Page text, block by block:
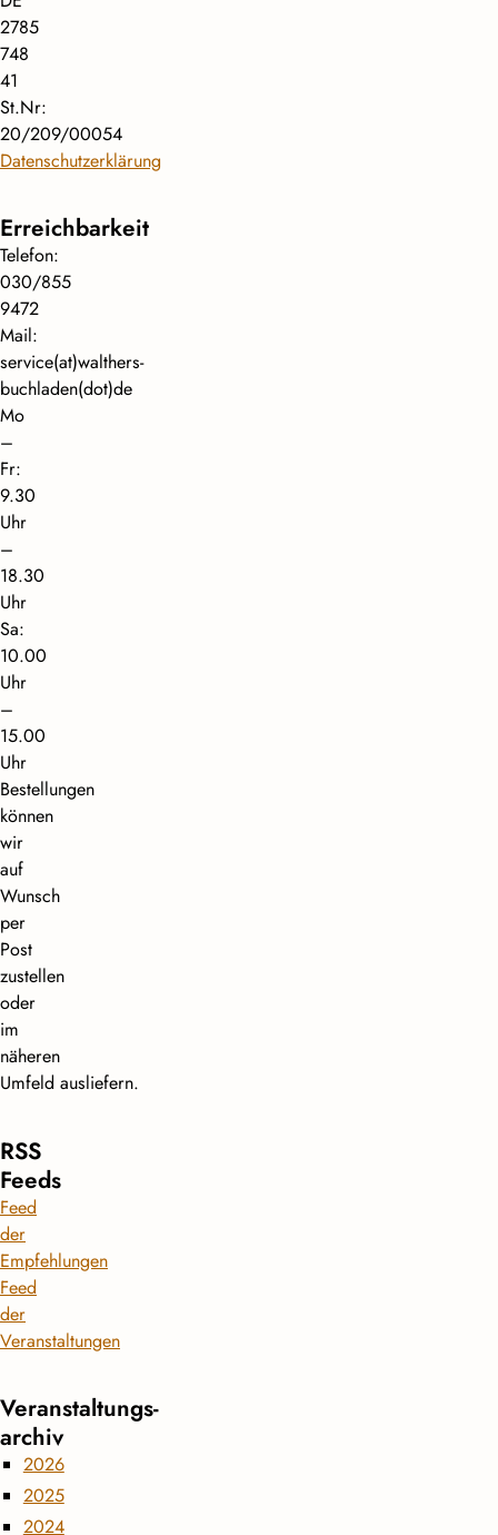
2785
748
41
St.Nr:
20/209/00054
Datenschutzerklärung
Erreichbarkeit
Telefon:
030/855
9472
Mail:
service(at)walthers-
buchladen(dot)de
Mo
–
Fr:
9.30
Uhr
–
18.30
Uhr
Sa:
10.00
Uhr
–
15.00
Uhr
Bestellungen
können
wir
auf
Wunsch
per
Post
zustellen
oder
im
näheren
Umfeld ausliefern.
RSS
Feeds
Feed
der
Empfehlungen
Feed
der
Veranstaltungen
Veranstaltungs­
archiv
2026
2025
2024